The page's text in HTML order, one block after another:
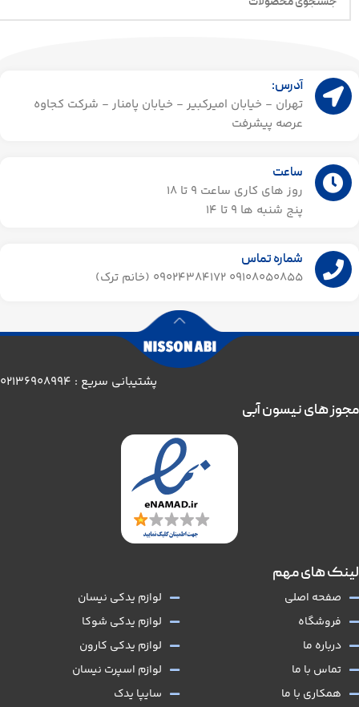
آدرس:
تهران - خیابان امیرکبیر - خیابان پامنار - شرکت کجاوه
عرصه پیشرفت
ساعت
روز های کاری ساعت ۹ تا 18
پنج شنبه ها 9 تا 14​
شماره تماس
09108050855 09024384172 (خانم ترک)
پشتیبانی سریع : 02136908994
لینک های مهم
صفحه اصلی
فروشگاه
درباره ما
تماس با ما
همکاری با ما
لوازم یدکی نیسان
لوازم یدکی شوکا
لوازم یدکی کارون
لوازم اسپرت نیسان
سایپا یدک
مجوز های نیسون آبی